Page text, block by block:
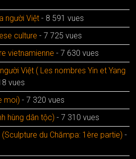
người Việt - 8 591 vues
culture - 7 725 vues
vietnamienne - 7 630 vues
Việt ( Les nombres Yin et Yang
vues
moi) - 7 320 vues
hùng dân tộc) - 7 310 vues
du Chămpa: 1ère partie) -